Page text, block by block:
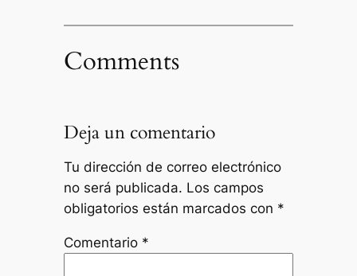
Comments
Deja un comentario
Tu dirección de correo electrónico
no será publicada. Los campos
obligatorios están marcados con *
Comentario *